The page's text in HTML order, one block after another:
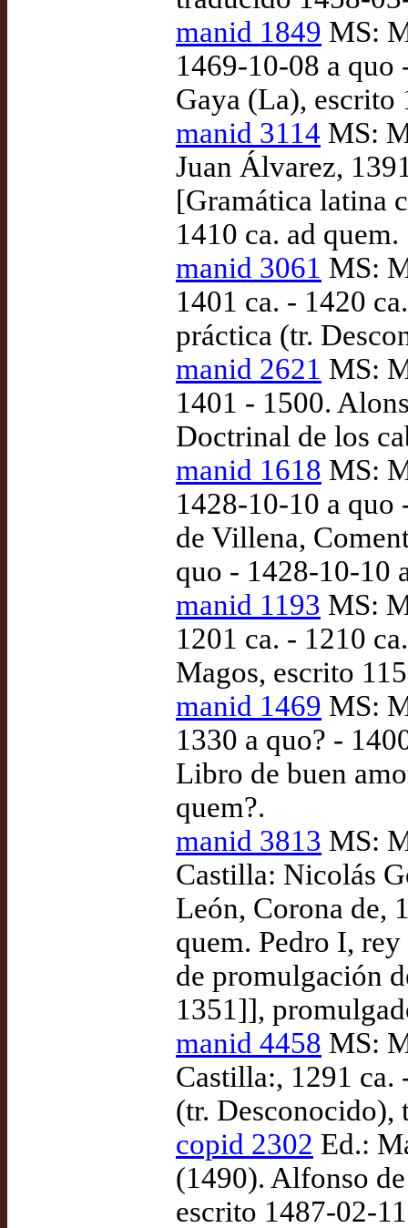
manid 1849 MS:
1469-10-08 a quo
Gaya (La), escrito
manid 3114 MS:
Juan Álvarez,
[Gramática latina
1410 ca. ad quem.
manid 3061 MS:
1401 ca. - 1420
práctica (tr.
manid 2621 MS:
1401 - 1500.
Doctrinal de los
manid 1618 MS:
1428-10-10 a quo
de Villena,
quo - 1428-10-10
manid 1193 MS:
1201 ca. - 1210
Magos, escrito
manid 1469 MS:
1330 a quo? -
Libro de buen
quem?.
manid 3813 MS:
Castilla: Nicolás
León, Corona de,
quem. Pedro I,
de promulgación
1351]],
manid 4458 MS:
Castilla:, 1291 ca.
(tr. Desconocido),
copid 2302 Ed.:
(1490). Alfonso
escrito 1487-02-